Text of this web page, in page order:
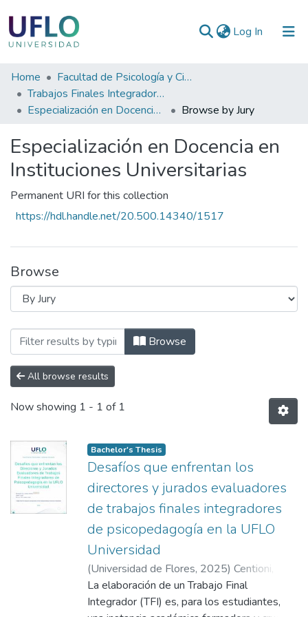
Log In (current)
Communities
&
Collections
All of RIUFLO
Home
Facultad de Psicología y Ciencias Sociales
Trabajos Finales Integradores (TFI) de Especialización
Especialización en Docencia en Instituciones Universitarias
Browse by Jury
Especialización en Docencia en
Instituciones Universitarias
Permanent URI for this collection
https://hdl.handle.net/20.500.14340/1517
Browse
Browsing Especialización en Docencia
Browse
All browse results
Now showing 1 - 1 of 1
Bachelor's Thesis
Desafíos que enfrentan los
directores y jurados evaluadores
de trabajos finales integradores
de psicopedagogía en la UFLO
Universidad
(Universidad de Flores, 2025) Centioni,
Romina Alexia ;Losada, Analía Verónica
Balma, Carolina Jael ;Baroni, Beatriz;Gouveia
La elaboración de un Trabajo Final
Integrador (TFI) es, para los estudiantes,